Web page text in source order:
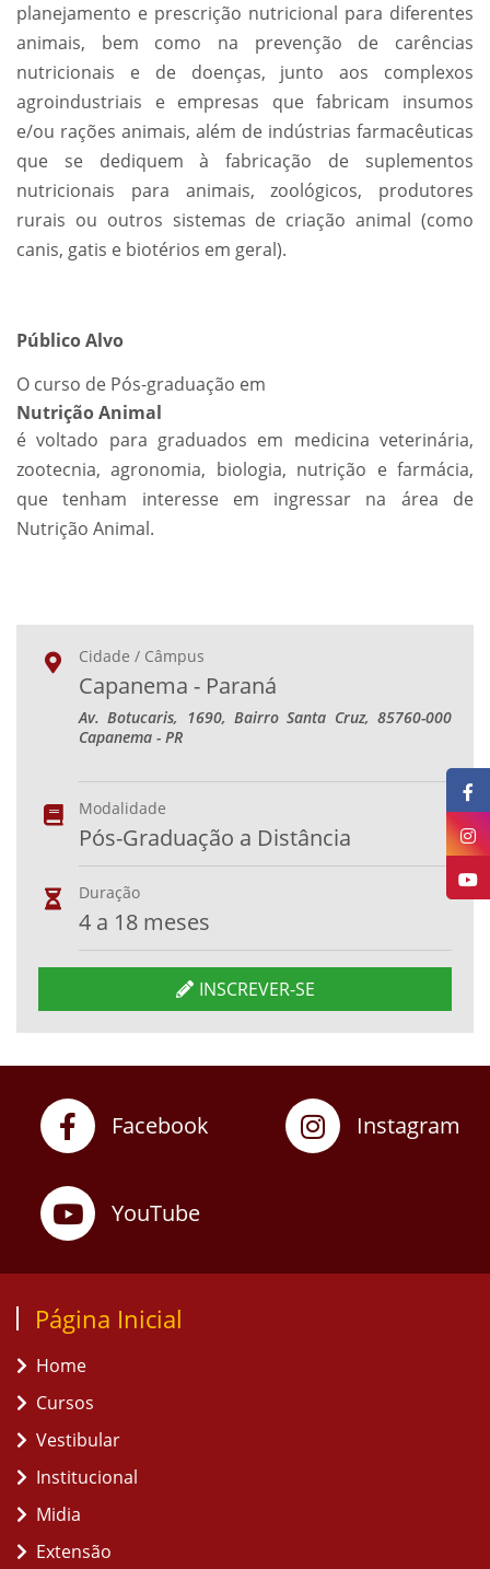
planejamento e prescrição nutricional para diferentes
animais, bem como na prevenção de carências
nutricionais e de doenças, junto aos complexos
agroindustriais e empresas que fabricam insumos
e/ou rações animais, além de indústrias farmacêuticas
que se dediquem à fabricação de suplementos
nutricionais para animais, zoológicos, produtores
rurais ou outros sistemas de criação animal (como
canis, gatis e biotérios em geral).
Público Alvo
O curso de Pós-graduação em
Nutrição Animal
é voltado para graduados em medicina veterinária,
zootecnia, agronomia, biologia, nutrição e farmácia,
que tenham interesse em ingressar na área de
Nutrição Animal.
Cidade / Câmpus
Capanema - Paraná
Av. Botucaris, 1690, Bairro Santa Cruz, 85760-000
Capanema - PR
Modalidade
Pós-Graduação a Distância
Duração
4 a 18 meses
INSCREVER-SE
Facebook Instagram
YouTube
Página Inicial
Home
Cursos
Vestibular
Institucional
Midia
Extensão